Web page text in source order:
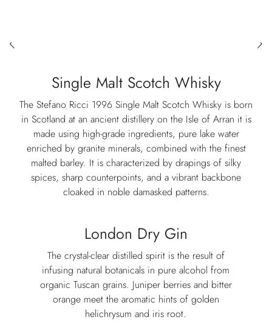
Single Malt Scotch Whisky
The Stefano Ricci 1996 Single Malt Scotch Whisky is born
in Scotland at an ancient distillery on the Isle of Arran it is
made using high-grade ingredients, pure lake water
enriched by granite minerals, combined with the finest
malted barley. It is characterized by drapings of silky
spices, sharp counterpoints, and a vibrant backbone
cloaked in noble damasked patterns.
London Dry Gin
The crystal-clear distilled spirit is the result of
infusing natural botanicals in pure alcohol from
organic Tuscan grains. Juniper berries and bitter
orange meet the aromatic hints of golden
helichrysum and iris root.